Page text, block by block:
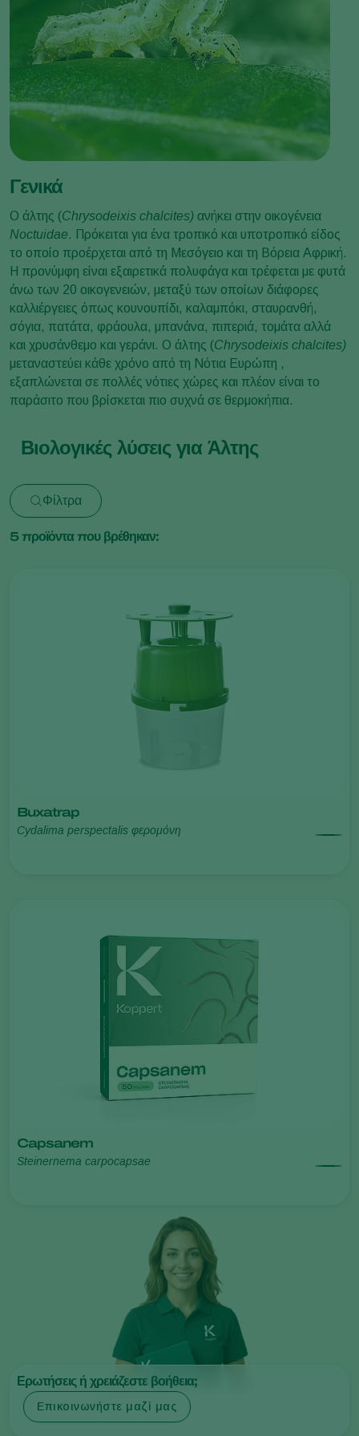
Γενικά
Ο άλτης (Chrysodeixis chalcites) ανήκει στην οικογένεια
Noctuidae. Πρόκειται για ένα τροπικό και υποτροπικό είδος
το οποίο προέρχεται από τη Μεσόγειο και τη Βόρεια Αφρική.
Η προνύμφη είναι εξαιρετικά πολυφάγα και τρέφεται με φυτά
άνω των 20 οικογενειών, μεταξύ των οποίων διάφορες
καλλιέργειες όπως κουνουπίδι, καλαμπόκι, σταυρανθή,
σόγια, πατάτα, φράουλα, μπανάνα, πιπεριά, τομάτα αλλά
και χρυσάνθεμο και γεράνι. Ο άλτης (Chrysodeixis chalcites)
μεταναστεύει κάθε χρόνο από τη Νότια Ευρώπη ,
εξαπλώνεται σε πολλές νότιες χώρες και πλέον είναι το
παράσιτο που βρίσκεται πιο συχνά σε θερμοκήπια.
Βιολογικές λύσεις για Άλτης
Φίλτρα
5 προϊόντα που βρέθηκαν:
Buxatrap
Cydalima perspectalis φερομόνη
Capsanem
Steinernema carpocapsae
Ερωτήσεις ή χρειάζεστε βοήθεια;
Επικοινωνήστε μαζί μας